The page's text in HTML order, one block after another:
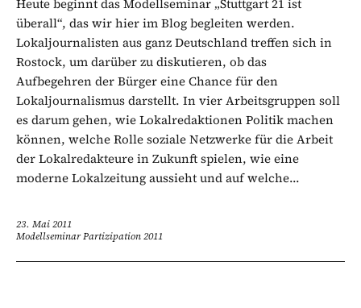
Heute beginnt das Modellseminar „Stuttgart 21 ist
überall“, das wir hier im Blog begleiten werden.
Lokaljournalisten aus ganz Deutschland treffen sich in
Rostock, um darüber zu diskutieren, ob das
Aufbegehren der Bürger eine Chance für den
Lokaljournalismus darstellt. In vier Arbeitsgruppen soll
es darum gehen, wie Lokalredaktionen Politik machen
können, welche Rolle soziale Netzwerke für die Arbeit
der Lokalredakteure in Zukunft spielen, wie eine
moderne Lokalzeitung aussieht und auf welche...
23. Mai 2011
Modellseminar Partizipation 2011